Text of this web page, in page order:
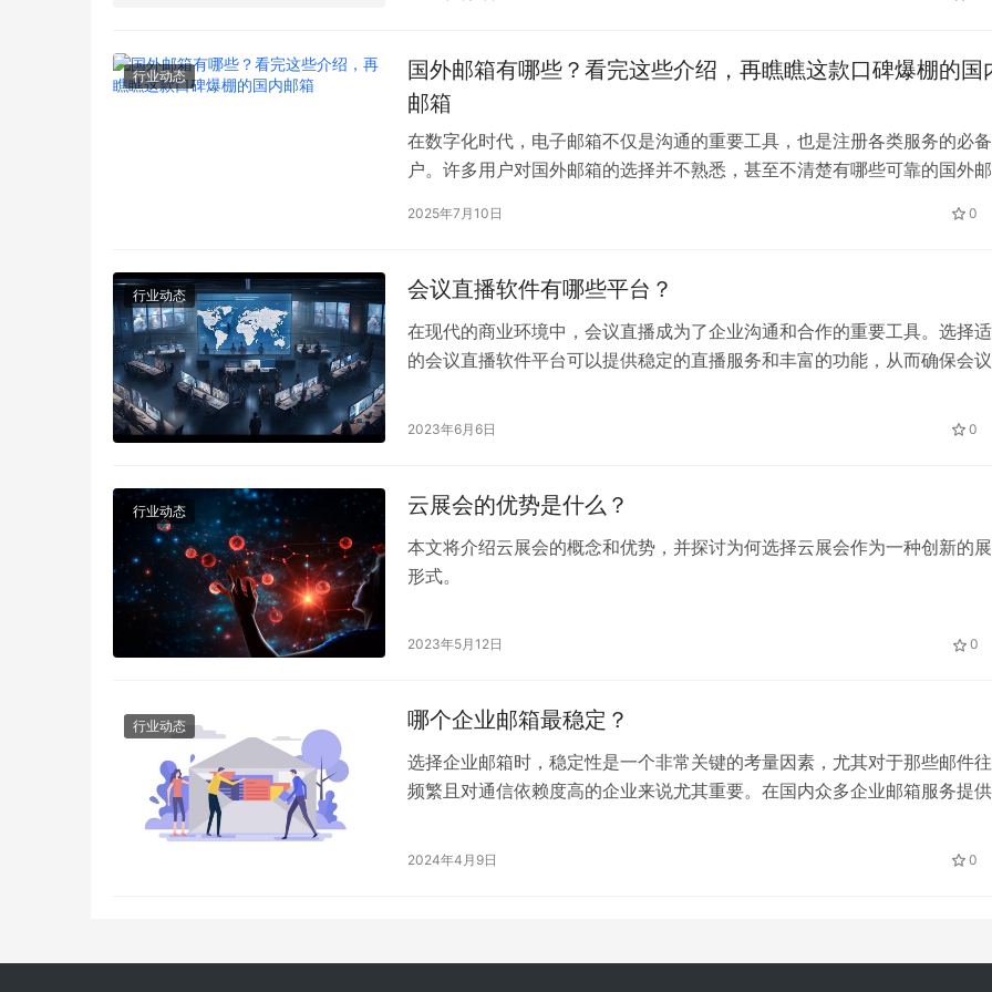
行业动态
国外邮箱有哪些？看完这些介绍，再瞧瞧这款口碑爆棚的国
邮箱
在数字化时代，电子邮箱不仅是沟通的重要工具，也是注册各类服务的必
户。许多用户对国外邮箱的选择并不熟悉，甚至不清楚有哪些可靠的国外邮
2025年7月10日 0
行业动态 会议直播软件有哪些平台？
在现代的商业环境中，会议直播成为了企业沟通和合作的重要工具。选择
的会议直播软件平台可以提供稳定的直播服务和丰富的功能，从而确保会议
2023年6月6日 0
行业动态 云展会的优势是什么？
本文将介绍云展会的概念和优势，并探讨为何选择云展会作为一种创新的
形式。
2023年5月12日 0
行业动态 哪个企业邮箱最稳定？
选择企业邮箱时，稳定性是一个非常关键的考量因素，尤其对于那些邮件
频繁且对通信依赖度高的企业来说尤其重要。在国内众多企业邮箱服务提供
个方面分析为什么263企业邮箱被视为最稳定的企业邮箱之一：
2024年4月9日 0